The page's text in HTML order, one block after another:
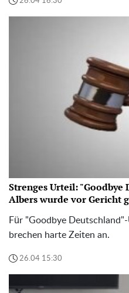
Strenges Urteil: "Goodbye
Albers wurde vor Gericht
Für "Goodbye
brechen harte Zeiten an.
26.04 15:30